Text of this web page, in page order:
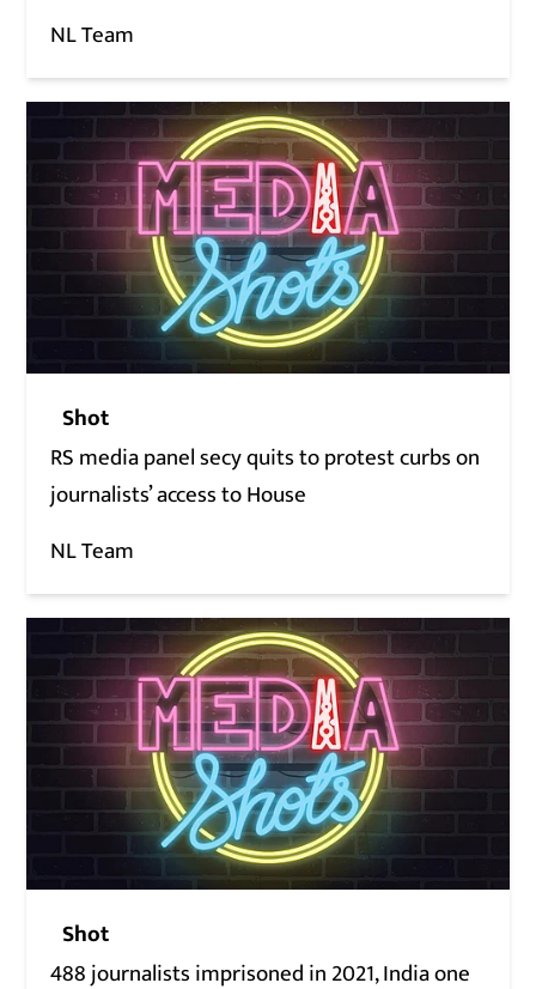
NL Team
Shot
RS media panel secy quits to protest curbs on
journalists’ access to House
NL Team
Shot
488 journalists imprisoned in 2021, India one